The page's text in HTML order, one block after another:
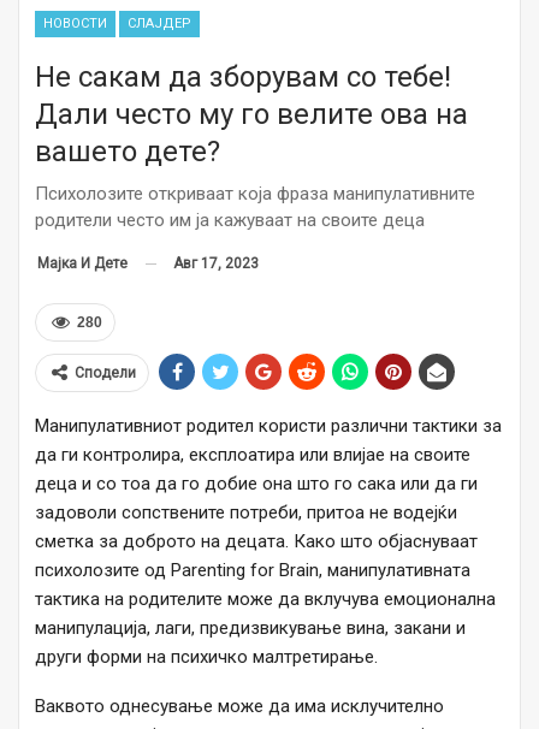
НОВОСТИ СЛАЈДЕР
Не сакам да зборувам со тебе!
Дали често му го велите ова на
вашето дете?
Психолозите откриваат која фраза манипулативните
родители често им ја кажуваат на своите деца
Мајка И Дете Авг 17, 2023
280
Сподели
Манипулативниот родител користи различни тактики за
да ги контролира, експлоатира или влијае на своите
деца и со тоа да го добие она што го сака или да ги
задоволи сопствените потреби, притоа не водејќи
сметка за доброто на децата. Како што објаснуваат
психолозите од Parenting for Brain, манипулативната
тактика на родителите може да вклучува емоционална
манипулација, лаги, предизвикување вина, закани и
други форми на психичко малтретирање.
Ваквото однесување може да има исклучително